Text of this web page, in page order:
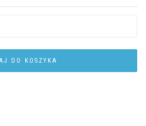
DO KOSZYKA